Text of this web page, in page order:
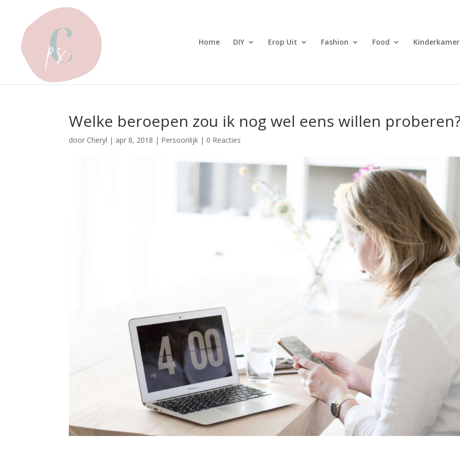
Home DIY Erop Uit Fashion Food Kinderkamer
Welke beroepen zou ik nog wel eens willen
door Cheryl | apr 8, 2018 | Persoonlijk | 0 Reacties